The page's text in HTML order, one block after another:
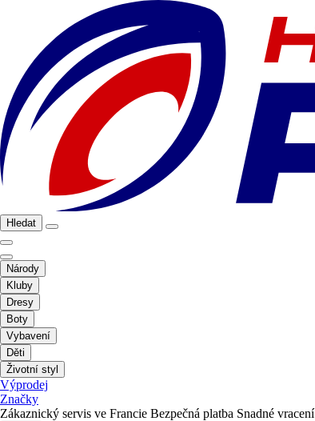
Hledat
Národy
Kluby
Dresy
Boty
Vybavení
Děti
Životní styl
Výprodej
Značky
Zákaznický servis ve Francie Bezpečná platba Snadné vracení